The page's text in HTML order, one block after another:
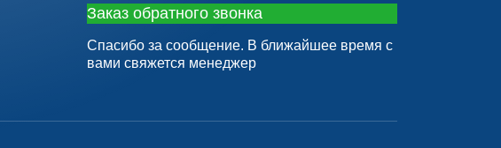
Заказ обратного звонка
Спасибо за сообщение. В ближайшее время с
вами свяжется менеджер